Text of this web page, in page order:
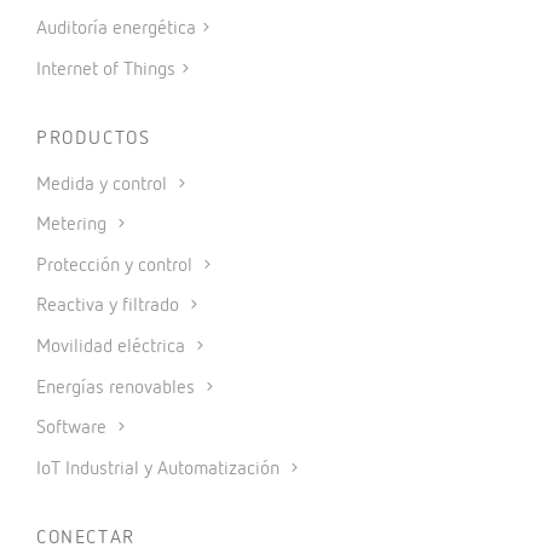
Auditoría energética
Internet of Things
PRODUCTOS
Medida y control
Metering
Protección y control
Reactiva y filtrado
Movilidad eléctrica
Energías renovables
Software
IoT Industrial y Automatización
CONECTAR